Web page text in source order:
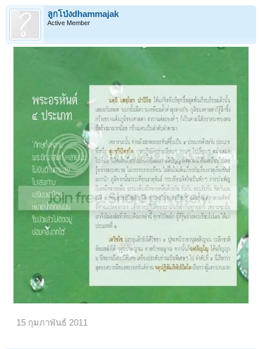
ลูกโป่งdhammajak
Active Member
15 กุมภาพันธ์ 2011